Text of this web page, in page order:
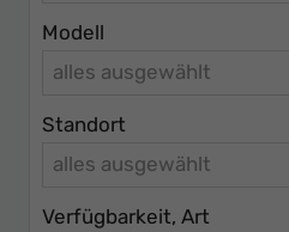
Modell
alles ausgewählt
Standort
alles ausgewählt
Verfügbarkeit, Art